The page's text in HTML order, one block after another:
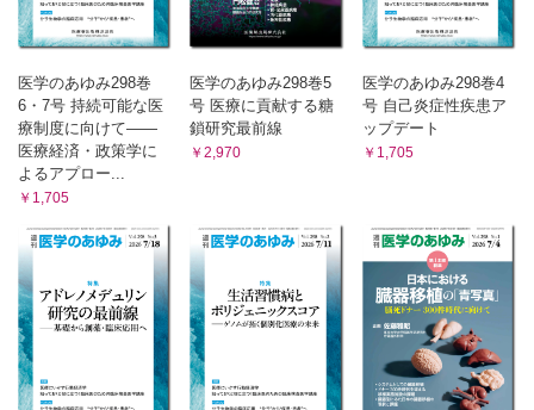
医学のあゆみ298巻
6・7号 持続可能な医
療制度に向けて――
医療経済・政策学に
よるアプロー...
￥1,705
医学のあゆみ298巻5
号 医療に貢献する糖
鎖研究最前線
￥2,970
医学のあゆみ298巻4
号 自己炎症性疾患ア
ップデート
￥1,705